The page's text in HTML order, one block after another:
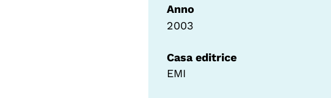
Anno
2003
Casa editrice
EMI